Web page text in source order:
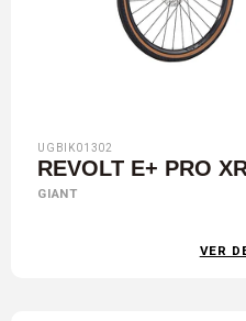
UGBIK01302
REVOLT E+ PRO
GIANT
VER